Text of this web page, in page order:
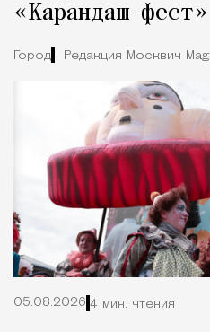
«Карандаш-фест»
Город Редакция Москвич Mag
05.08.2026 4 мин. чтения